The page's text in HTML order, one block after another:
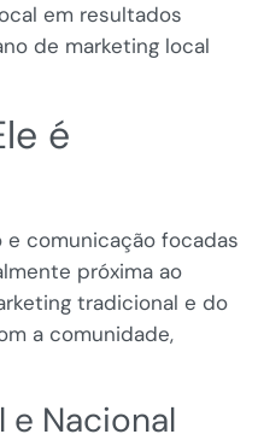
em resultados
de marketing local
é
comunicação focadas
próxima ao
tradicional e do
a comunidade,
e Nacional